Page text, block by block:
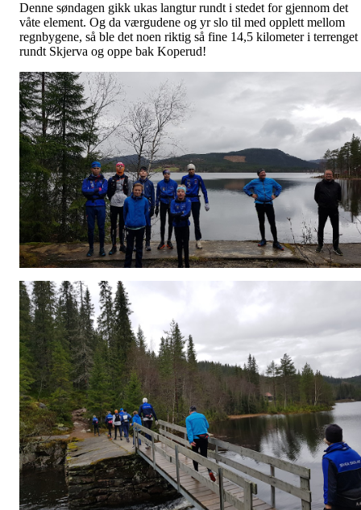
Denne søndagen gikk ukas langtur rundt i stedet for gjennom det
våte element. Og da værgudene og yr slo til med opplett mellom
regnbygene, så ble det noen riktig så fine 14,5 kilometer i terrenget
rundt Skjerva og oppe bak Koperud!